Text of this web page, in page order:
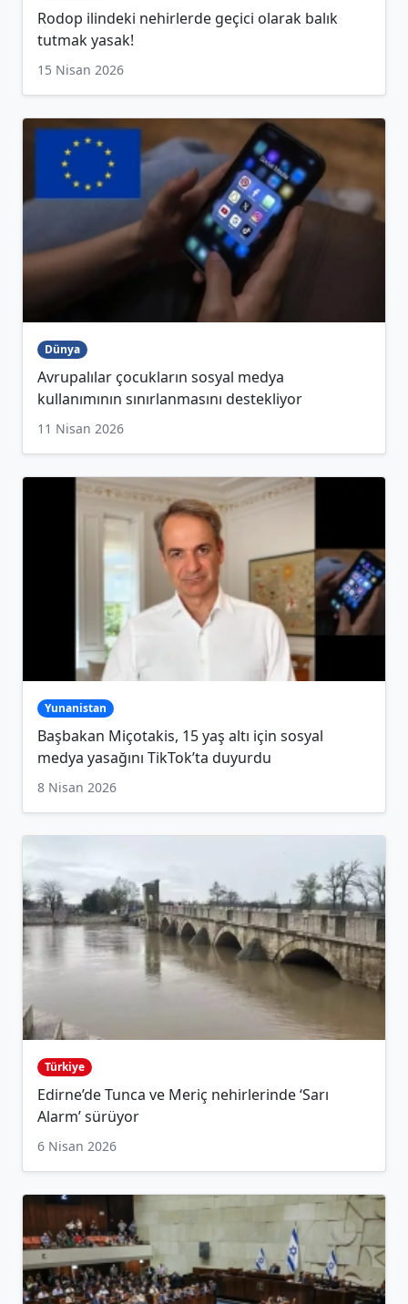
Rodop ilindeki nehirlerde geçici olarak balık
tutmak yasak!
15 Nisan 2026
Dünya
Avrupalılar çocukların sosyal medya
kullanımının sınırlanmasını destekliyor
11 Nisan 2026
Yunanistan
Başbakan Miçotakis, 15 yaş altı için sosyal
medya yasağını TikTok’ta duyurdu
8 Nisan 2026
Türkiye
Edirne’de Tunca ve Meriç nehirlerinde ‘Sarı
Alarm’ sürüyor
6 Nisan 2026